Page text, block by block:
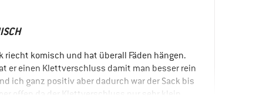
riecht komisch und hat überall Fäden hängen.
er einen Klettverschluss damit man besser rein
ich ganz positiv aber dadurch war der Sack bis
offen da der Klettverschluss nur sehr klein